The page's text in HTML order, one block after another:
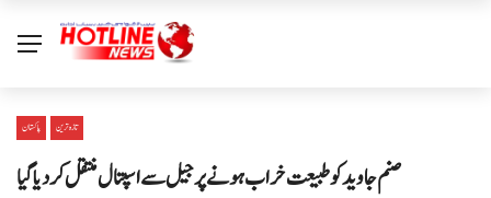
پاکستان تازہ ترین
صنم جاوید کو طبیعت خراب ہونے پر جیل سے اسپتال منتقل کر دیا گیا